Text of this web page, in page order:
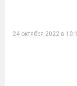
24 октября 2022 в